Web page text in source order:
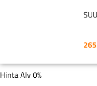
Hinta Alv 0%